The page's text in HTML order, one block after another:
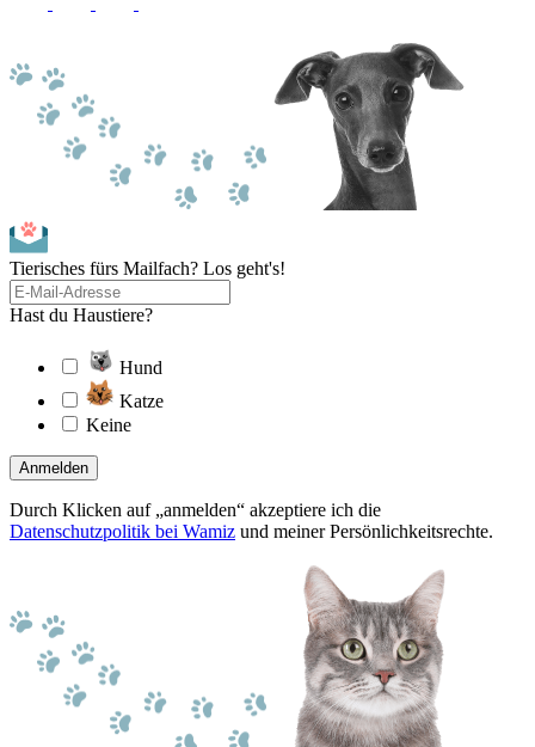
Tierisches fürs Mailfach? Los geht's!
Hast du Haustiere?
Hund
Katze
Keine
Anmelden
Durch Klicken auf „anmelden“ akzeptiere ich die
Datenschutzpolitik bei Wamiz und meiner Persönlichkeitsrechte.